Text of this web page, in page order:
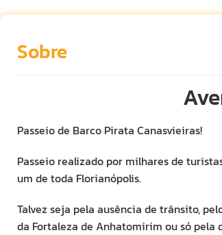
Sobre
Passeio de Barco Pirata Canasvieiras!
Passeio realizado por milhares de
um de toda Florianópolis.
Talvez seja pela ausência de trânsito,
da Fortaleza de Anhatomirim ou só pela